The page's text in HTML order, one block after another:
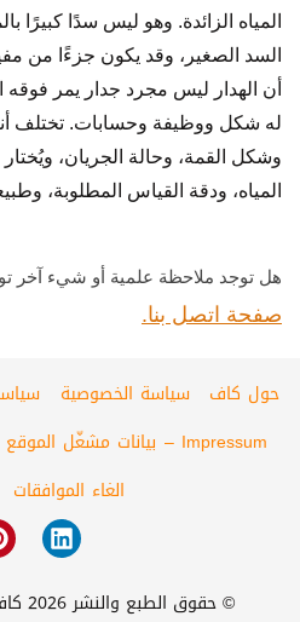
المياه الزائدة. وهو ليس سدًا كبيرًا
السد الصغير، وقد يكون جزءًا من
أن الهدار ليس مجرد جدار يمر فوقه
له شكل ووظيفة وحسابات. تختلف
وشكل القمة، وحالة الجريان،
المياه، ودقة القياس المطلوبة،
هل توجد ملاحظة علمية أو شيء آخر
صفحة اتصل بنا.
© حقوق الطبع والنشر 2026 كاف | كل الحقوق محفوظة
حول كاف سياسة الخصوصية
Impressum – بيانات مشغّل الموقع
الغاء الموافقات